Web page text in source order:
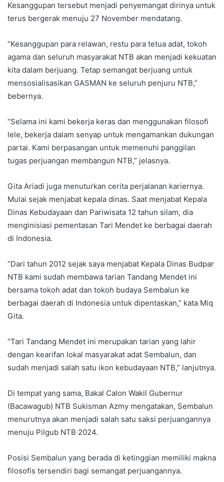
Kesanggupan tersebut menjadi penyemangat dirinya untuk
terus bergerak menuju 27 November mendatang.
“Kesanggupan para relawan, restu para tetua adat, tokoh
agama dan seluruh masyarakat NTB akan menjadi kekuatan
kita dalam berjuang. Tetap semangat berjuang untuk
mensosialisasikan GASMAN ke seluruh penjuru NTB,”
bebernya.
“Selama ini kami bekerja keras dan menggunakan filosofi
lele, bekerja dalam senyap untuk mengamankan dukungan
partai. Kami berpasangan untuk memenuhi panggilan
tugas perjuangan membangun NTB,” jelasnya.
Gita Ariadi juga menuturkan cerita perjalanan kariernya.
Mulai sejak menjabat kepala dinas. Saat menjabat Kepala
Dinas Kebudayaan dan Pariwisata 12 tahun silam, dia
menginisiasi pementasan Tari Mendet ke berbagai daerah
di Indonesia.
“Dari tahun 2012 sejak saya menjabat Kepala Dinas Budpar
NTB kami sudah membawa tarian Tandang Mendet ini
bersama tokoh adat dan tokoh budaya Sembalun ke
berbagai daerah di Indonesia untuk dipentaskan,” kata Miq
Gita.
“Tari Tandang Mendet ini merupakan tarian yang lahir
dengan kearifan lokal masyarakat adat Sembalun, dan
sudah menjadi salah satu ikon kebudayaan NTB,” lanjutnya.
Di tempat yang sama, Bakal Calon Wakil Gubernur
(Bacawagub) NTB Sukisman Azmy mengatakan, Sembalun
menurutnya akan menjadi salah satu saksi perjuangannya
menuju Pilgub NTB 2024.
Posisi Sembalun yang berada di ketinggian memiliki makna
filosofis tersendiri bagi semangat perjuangannya.